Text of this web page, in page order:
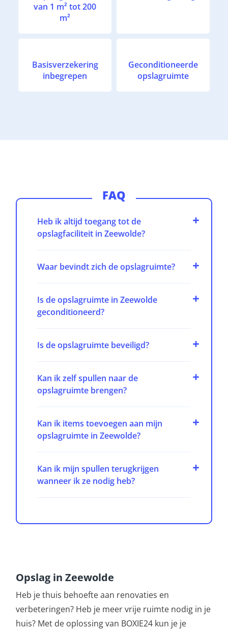
van 1 m² tot 200
m²
Basisverzekering
inbegrepen
Geconditioneerde
opslagruimte
FAQ
Heb ik altijd toegang tot de
opslagfaciliteit in Zeewolde?
Waar bevindt zich de opslagruimte?
Is de opslagruimte in Zeewolde
geconditioneerd?
Is de opslagruimte beveiligd?
Kan ik zelf spullen naar de
opslagruimte brengen?
Kan ik items toevoegen aan mijn
opslagruimte in Zeewolde?
Kan ik mijn spullen terugkrijgen
wanneer ik ze nodig heb?
Opslag in Zeewolde
Heb je thuis behoefte aan renovaties en
verbeteringen? Heb je meer vrije ruimte nodig in je
huis? Met de oplossing van BOXIE24 kun je je